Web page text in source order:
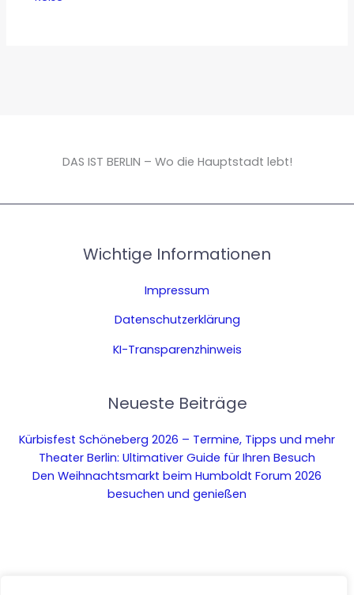
DAS IST BERLIN – Wo die Hauptstadt lebt!
Wichtige Informationen
Impressum
Datenschutzerklärung
KI-Transparenzhinweis
Neueste Beiträge
Kürbisfest Schöneberg 2026 – Termine, Tipps und mehr
Theater Berlin: Ultimativer Guide für Ihren Besuch
Den Weihnachtsmarkt beim Humboldt Forum 2026
besuchen und genießen